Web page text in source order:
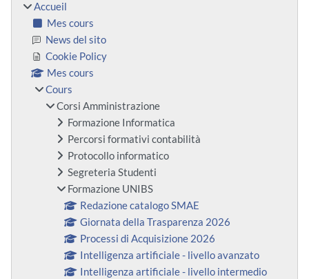
Accueil
Mes cours
News del sito
Cookie Policy
Mes cours
Cours
Corsi Amministrazione
Formazione Informatica
Percorsi formativi contabilità
Protocollo informatico
Segreteria Studenti
Formazione UNIBS
Redazione catalogo SMAE
Giornata della Trasparenza 2026
Processi di Acquisizione 2026
Intelligenza artificiale - livello avanzato
Intelligenza artificiale - livello intermedio